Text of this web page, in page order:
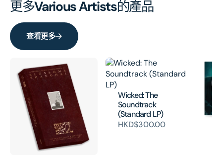
更多Various Artists的產品
查看更多
Wicked: The
Soundtrack
(Standard LP)
HKD$300.00